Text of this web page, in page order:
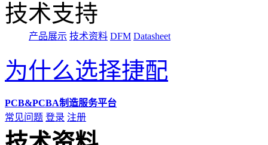
技术支持
产品展示 技术资料 DFM Datasheet
为什么选择捷配
PCB&PCBA制造服务平台
常见问题 登录 注册